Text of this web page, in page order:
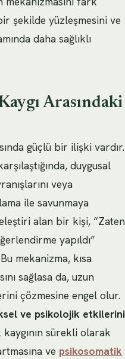
şekilde yüzleşmesini ve
daha sağlıklı
Arasındaki
güçlü bir ilişki vardır.
duygusal
veya
ile savunmaya
alan bir kişi, “Zaten
yapıldı”
mekanizma, kısa
sağlasa da, uzun
çözmesine engel olur.
ve psikolojik etkilerini
sürekli olarak
ve psikosomatik